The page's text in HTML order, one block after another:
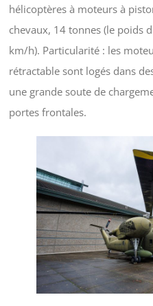
hélicoptères à moteurs à
chevaux, 14 tonnes (le poids
km/h). Particularité : les
rétractable sont logés dans
une grande soute de
portes frontales.